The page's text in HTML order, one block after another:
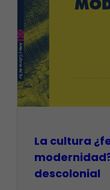
La cultura
descolonial